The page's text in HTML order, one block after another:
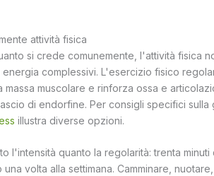
attività fisica
si crede comunemente, l'attività fisica
energia complessivi. L'esercizio fisico
massa muscolare e rinforza ossa e
di endorfine. Per consigli specifici
illustra diverse opzioni.
l'intensità quanto la regolarità: trenta
una volta alla settimana. Camminare,